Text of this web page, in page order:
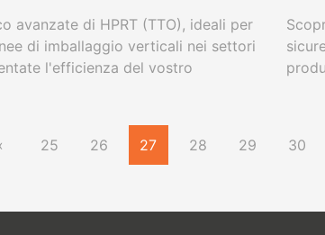
avanzate di HPRT (TTO), ideali per
di imballaggio verticali nei settori
l'efficienza del vostro
25 26 27 28 29 30